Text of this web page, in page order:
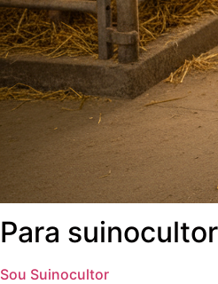
Para
Sou Suinocultor